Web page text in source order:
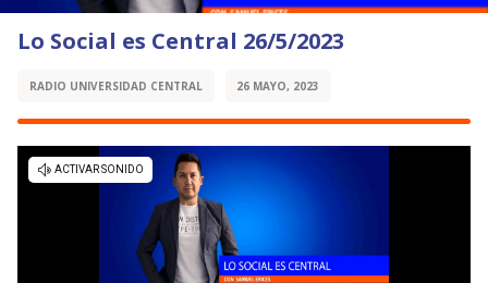
Lo Social es Central 26/5/2023
RADIO UNIVERSIDAD CENTRAL 26 MAYO, 2023